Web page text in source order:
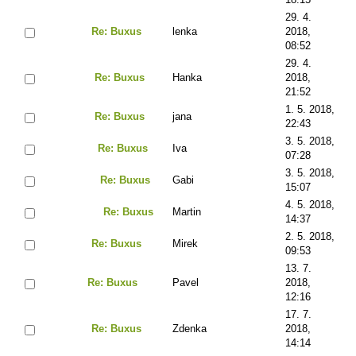
Re: Buxus lenka
29. 4.
2018,
08:52
Re: Buxus Hanka
29. 4.
2018,
21:52
Re: Buxus jana
1. 5. 2018,
22:43
Re: Buxus Iva
3. 5. 2018,
07:28
Re: Buxus Gabi
3. 5. 2018,
15:07
Re: Buxus Martin
4. 5. 2018,
14:37
Re: Buxus Mirek
2. 5. 2018,
09:53
Re: Buxus Pavel
13. 7.
2018,
12:16
Re: Buxus Zdenka
17. 7.
2018,
14:14